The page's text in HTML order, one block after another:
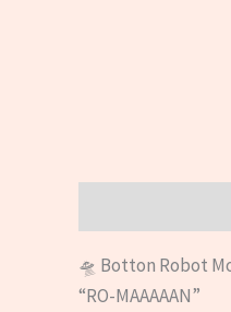
🛸 Botton Robot
“RO-MAAAAAN”